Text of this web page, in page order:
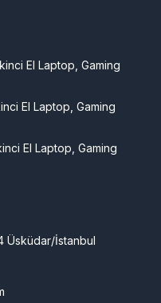
El Laptop, Gaming
El Laptop, Gaming
El Laptop, Gaming
Üsküdar/İstanbul